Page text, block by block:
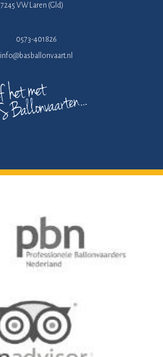
7245 VW Laren (Gld)
0573-401826
info@basballonvaart.nl